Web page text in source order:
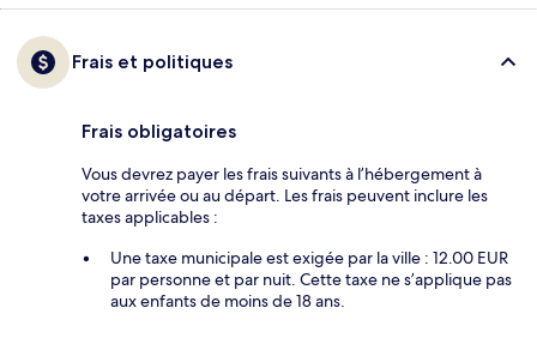
Frais et politiques
Frais obligatoires
Vous devrez payer les frais suivants à l’hébergement à
votre arrivée ou au départ. Les frais peuvent inclure les
taxes applicables :
Une taxe municipale est exigée par la ville : 12.00 EUR
par personne et par nuit. Cette taxe ne s’applique pas
aux enfants de moins de 18 ans.